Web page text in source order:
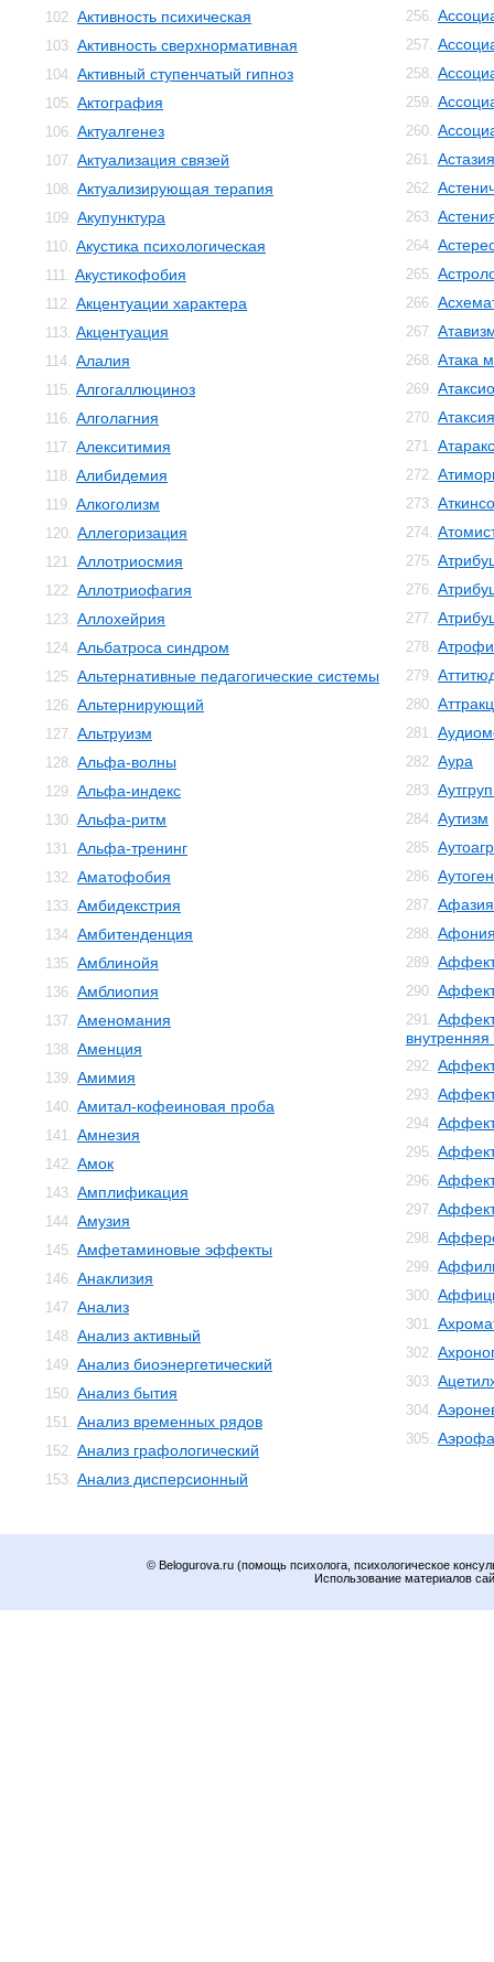
102. Активность психическая
103. Активность сверхнормативная
104. Активный ступенчатый гипноз
105. Актография
106. Актуалгенез
107. Актуализация связей
108. Актуализирующая терапия
109. Акупунктура
110. Акустика психологическая
111. Акустикофобия
112. Акцентуации характера
113. Акцентуация
114. Алалия
115. Алгогаллюциноз
116. Алголагния
117. Алекситимия
118. Алибидемия
119. Алкоголизм
120. Аллегоризация
121. Аллотриосмия
122. Аллотриофагия
123. Аллохейрия
124. Альбатроса синдром
125. Альтернативные педагогические системы
126. Альтернирующий
127. Альтруизм
128. Альфа-волны
129. Альфа-индекс
130. Альфа-ритм
131. Альфа-тренинг
132. Аматофобия
133. Амбидекстрия
134. Амбитенденция
135. Амблинойя
136. Амблиопия
137. Аменомания
138. Аменция
139. Амимия
140. Амитал-кофеиновая проба
141. Амнезия
142. Амок
143. Амплификация
144. Амузия
145. Амфетаминовые эффекты
146. Анаклизия
147. Анализ
148. Анализ активный
149. Анализ биоэнергетический
150. Анализ бытия
151. Анализ временных рядов
152. Анализ графологический
153. Анализ дисперсионный
256.
257.
258.
259.
260.
261. Астазия
262.
263.
264.
265.
266.
267.
268. Атака
269.
270. Атаксия
271.
272.
273.
274.
275.
276.
277.
278.
279.
280.
281.
282. Аура
283.
284. Аутизм
285.
286.
287. Афазия
288.
289. Аффект
290.
291.
292.
293.
294.
295.
296.
297.
298.
299.
300.
301.
302.
303.
304.
305.
© Belogurova.ru (помощь психолога, психологическое
Использование материалов